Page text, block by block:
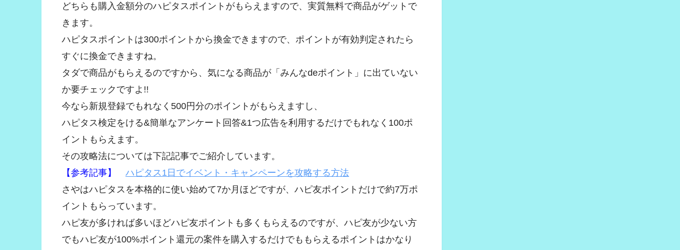
どちらも購入金額分のハピタスポイントがもらえますので、実質無料で商品がゲットで
きます。
ハピタスポイントは300ポイントから換金できますので、ポイントが有効判定されたら
すぐに換金できますね。
タダで商品がもらえるのですから、気になる商品が「みんなdeポイント」に出ていない
か要チェックですよ!!
今なら新規登録でもれなく500円分のポイントがもらえますし、
ハピタス検定をける&簡単なアンケート回答&1つ広告を利用するだけでもれなく100ポ
イントもらえます。
その攻略法については下記記事でご紹介しています。
【参考記事】
ハピタス1日でイベント・キャンペーンを攻略する方法
さやはハピタスを本格的に使い始めて7か月ほどですが、ハピ友ポイントだけで約7万ポ
イントもらっています。
ハピ友が多ければ多いほどハピ友ポイントも多くもらえるのですが、ハピ友が少ない方
でもハピ友が100%ポイント還元の案件を購入するだけでももらえるポイントはかなり